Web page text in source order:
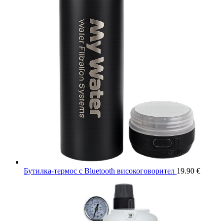
Бутилка-термос с Bluetooth високоговорител 19.90 €